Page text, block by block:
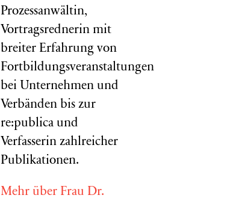
Prozessanwältin,
Vortragsrednerin mit
breiter Erfahrung von
Fortbildungsveranstaltungen
bei Unternehmen und
Verbänden bis zur
re:publica und
Verfasserin zahlreicher
Publikationen.
Mehr über Frau Dr.